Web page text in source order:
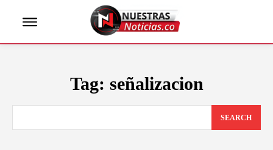
Tag: señalizacion
SEARCH